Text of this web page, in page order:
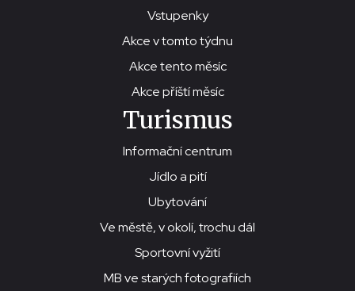
Vstupenky
Akce v tomto týdnu
Akce tento měsíc
Akce příští měsíc
Turismus
Informační centrum
Jídlo a pití
Ubytování
Ve městě, v okolí, trochu dál
Sportovní vyžití
MB ve starých fotografiích